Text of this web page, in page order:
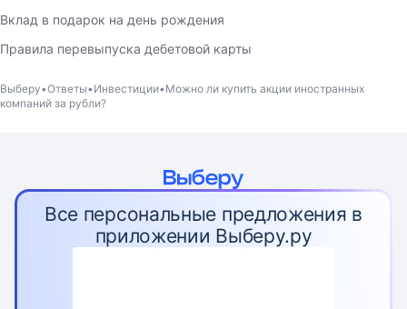
Вклад в подарок на день рождения
Правила перевыпуска дебетовой карты
Выберу Ответы Инвестиции Можно ли купить акции иностранных
компаний за рубли?
Все персональные предложения в
приложении Выберу.ру